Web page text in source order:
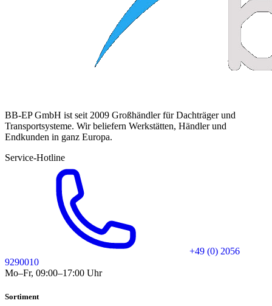
BB-EP GmbH ist seit 2009 Großhändler für Dachträger und
Transportsysteme. Wir beliefern Werkstätten, Händler und
Endkunden in ganz Europa.
Service-Hotline
+49 (0) 2056
9290010
Mo–Fr, 09:00–17:00 Uhr
Sortiment